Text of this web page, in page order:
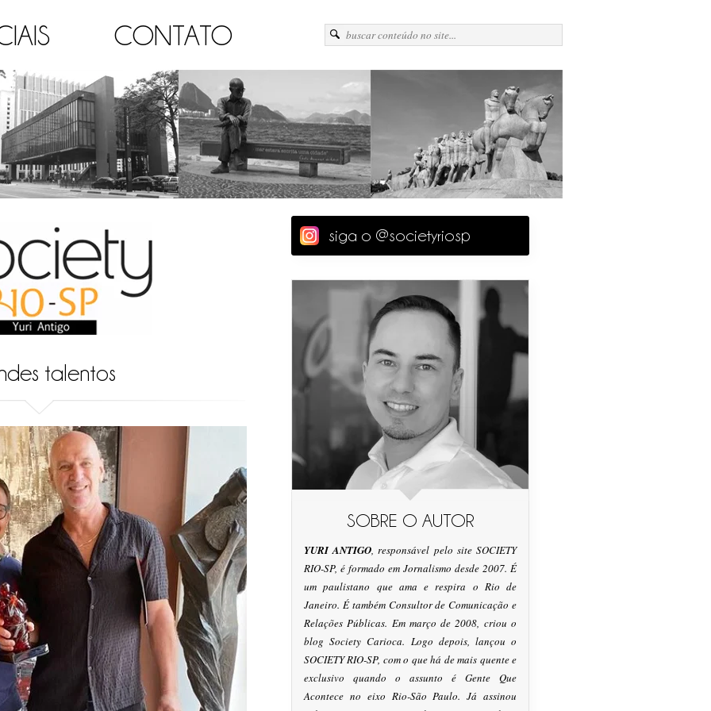
CONTATO
talentos
siga o @societyriosp
SOBRE O AUTOR
YURI ANTIGO, responsável pelo site SOCIETY
RIO-SP, é formado em Jornalismo desde 2007. É
um paulistano que ama e respira o Rio de
Janeiro. É também Consultor de Comunicação e
Relações Públicas. Em março de 2008, criou o
blog Society Carioca. Logo depois, lançou o
SOCIETY RIO-SP, com o que há de mais quente e
exclusivo quando o assunto é Gente Que
Acontece no eixo Rio-São Paulo. Já assinou